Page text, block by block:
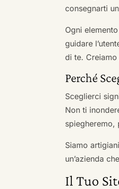
consegnarti
Ogni
guidare
di te.
Perché
Sceglierci
Non ti
spiegheremo,
Siamo
un’azienda
Il Tuo